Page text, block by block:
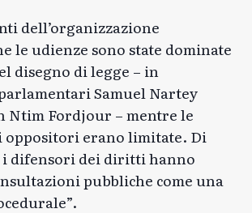
dell’organizzazione
le udienze sono state dominate
disegno di legge – in
Samuel Nartey
Ntim Fordjour – mentre le
erano limitate. Di
i difensori dei diritti hanno
pubbliche come una